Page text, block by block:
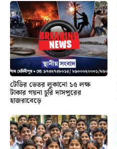
টেডির ভেতর লুকানো ১৫ লক্ষ
টাকার গয়না চুরি দাসপুরের
হাজরাবেড়ে